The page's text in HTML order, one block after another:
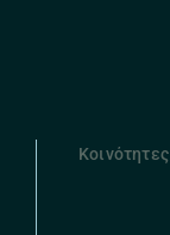
Κοινότητες